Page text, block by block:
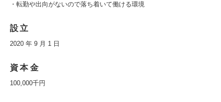
・転勤や出向がないので落ち着いて働ける環境
設立
2020 年 9 月 1 日
資本金
100,000千円